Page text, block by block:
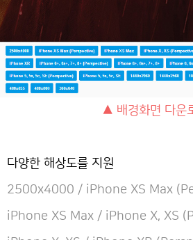
▲ 배경화면 다운
다양한 해상도를 지원
2500x4000 / iPhone XS Max
iPhone XS Max / iPhone X, XS